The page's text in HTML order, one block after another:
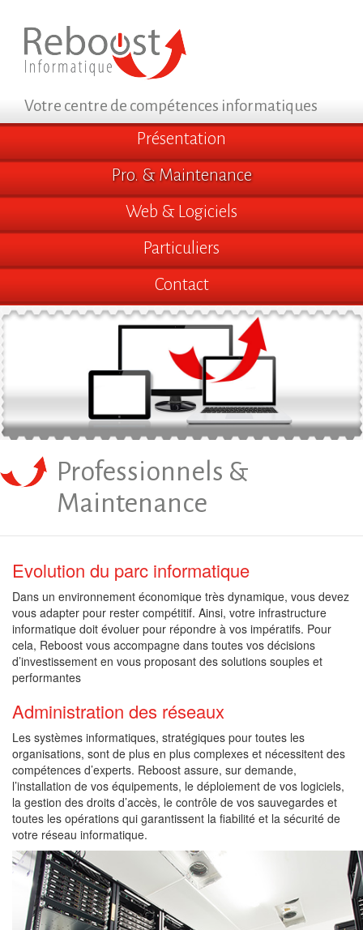
Votre centre de compétences informatiques
Présentation
Pro. & Maintenance
Web & Logiciels
Particuliers
Contact
Professionnels &
Maintenance
Evolution du parc informatique
Dans un environnement économique très dynamique, vous devez
vous adapter pour rester compétitif. Ainsi, votre infrastructure
informatique doit évoluer pour répondre à vos impératifs. Pour
cela, Reboost vous accompagne dans toutes vos décisions
d’investissement en vous proposant des solutions souples et
performantes
Administration des réseaux
Les systèmes informatiques, stratégiques pour toutes les
organisations, sont de plus en plus complexes et nécessitent des
compétences d’experts. Reboost assure, sur demande,
l’installation de vos équipements, le déploiement de vos logiciels,
la gestion des droits d’accès, le contrôle de vos sauvegardes et
toutes les opérations qui garantissent la fiabilité et la sécurité de
votre réseau informatique.